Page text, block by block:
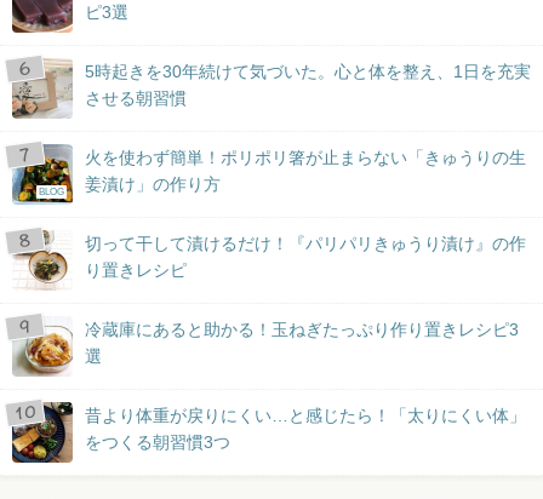
ピ3選
5時起きを30年続けて気づいた。心と体を整え、1日を充実
させる朝習慣
BLOG
火を使わず簡単！ポリポリ箸が止まらない「きゅうりの生
姜漬け」の作り方
切って干して漬けるだけ！『パリパリきゅうり漬け』の作
り置きレシピ
冷蔵庫にあると助かる！玉ねぎたっぷり作り置きレシピ3
選
昔より体重が戻りにくい…と感じたら！「太りにくい体」
をつくる朝習慣3つ